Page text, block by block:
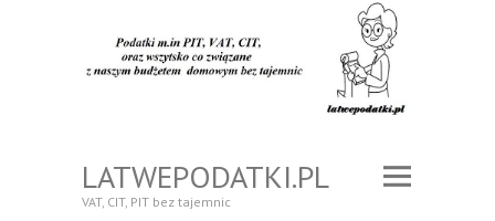
LATWEPODATKI.PL
VAT, CIT, PIT bez tajemnic